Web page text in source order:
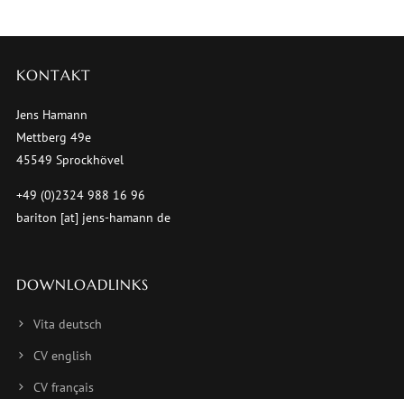
KONTAKT
Jens Hamann
Mettberg 49e
45549 Sprockhövel
+49 (0)2324 988 16 96
bariton [at] jens-hamann de
DOWNLOADLINKS
Vita deutsch
CV english
CV français